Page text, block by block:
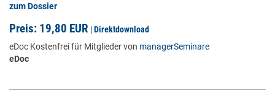
zum Dossier
Preis: 19,80 EUR |Direktdownload
eDoc Kostenfrei für Mitglieder von managerSeminare
eDoc